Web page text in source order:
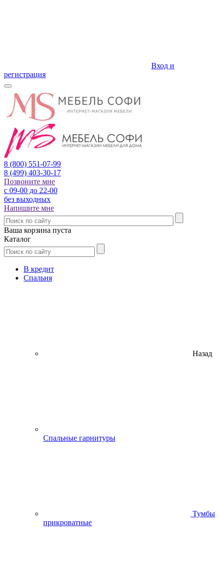
Вход и
регистрация
8 (800) 551-07-99
8 (499) 403-30-17
Позвоните мне
с 09-00 до 22-00
без выходных
Напишите мне
Ваша корзина пуста
Каталог
В кредит
Спальня
Назад
Спальные гарнитуры
Тумбы
прикроватные